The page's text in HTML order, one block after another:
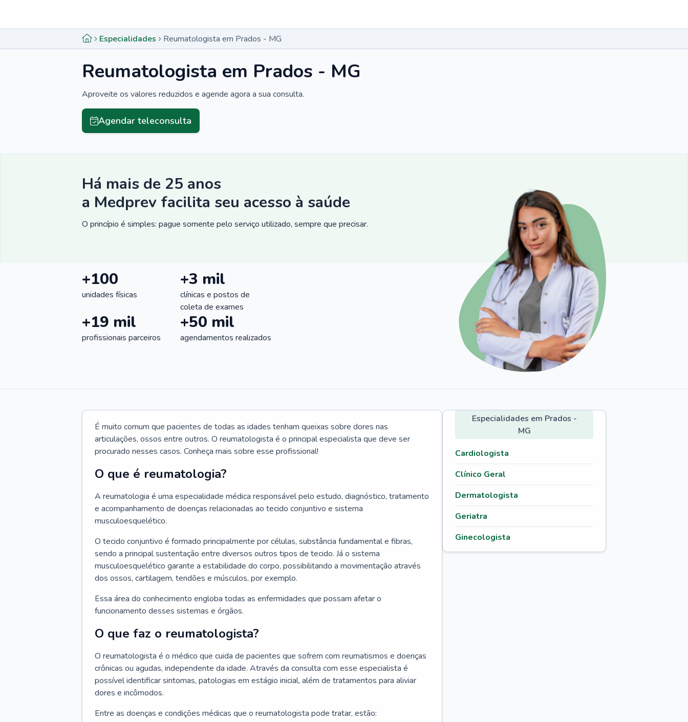
Especialidades Reumatologista em Prados - MG
Reumatologista em Prados - MG
Aproveite os valores reduzidos e agende agora a sua consulta.
Agendar teleconsulta
Há mais de 25 anos
a Medprev facilita seu acesso à saúde
O princípio é simples: pague somente pelo serviço utilizado, sempre que precisar.
+100
unidades físicas
+3 mil
clínicas e postos de
coleta de exames
+19 mil
profissionais parceiros
+50 mil
agendamentos realizados
É muito comum que pacientes de todas as idades tenham queixas sobre dores nas
articulações, ossos entre outros. O reumatologista é o principal especialista que deve ser
procurado nesses casos. Conheça mais sobre esse profissional!
O que é reumatologia?
A reumatologia é uma especialidade médica responsável pelo estudo, diagnóstico, tratamento
e acompanhamento de doenças relacionadas ao tecido conjuntivo e sistema
musculoesquelético.
O tecido conjuntivo é formado principalmente por células, substância fundamental e fibras,
sendo a principal sustentação entre diversos outros tipos de tecido. Já o sistema
musculoesquelético garante a estabilidade do corpo, possibilitando a movimentação através
dos ossos, cartilagem, tendões e músculos, por exemplo.
Essa área do conhecimento engloba todas as enfermidades que possam afetar o
funcionamento desses sistemas e órgãos.
O que faz o reumatologista?
O reumatologista é o médico que cuida de pacientes que sofrem com reumatismos e doenças
crônicas ou agudas, independente da idade. Através da consulta com esse especialista é
possível identificar sintomas, patologias em estágio inicial, além de tratamentos para aliviar
dores e incômodos.
Entre as doenças e condições médicas que o reumatologista pode tratar, estão:
Especialidades em Prados -
MG
Cardiologista
Clínico Geral
Dermatologista
Geriatra
Ginecologista